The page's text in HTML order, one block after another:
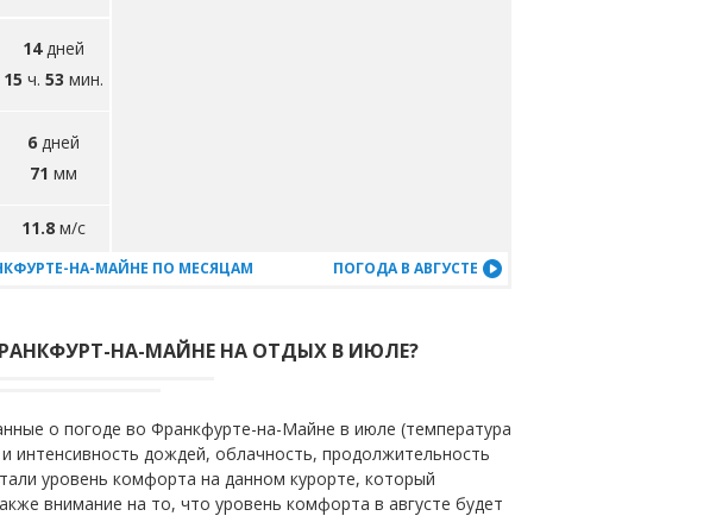
14дней
15 ч. 53 мин.
6 дней
71 мм
11.8 м/с
НА-МАЙНЕ ПО МЕСЯЦАМ ПОГОДА В АВГУСТЕ
НА-МАЙНЕ НА ОТДЫХ В ИЮЛЕ?
о погоде во Франкфурте-на-Майне в июле (температура
интенсивность дождей, облачность, продолжительность
уровень комфорта на данном курорте, который
внимание на то, что уровень комфорта в августе будет